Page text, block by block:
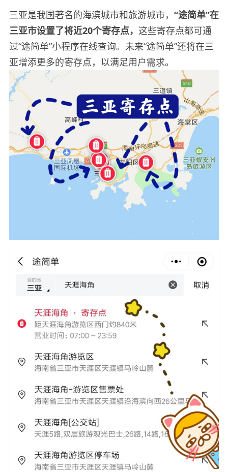
三亚是我国著名的海滨城市和旅游城市， “途简单”在
三亚市设置了将近20个寄存点， 这些寄存点都可通
过“途简单”小程序在线查询。未来“途简单”还将在三
亚增添更多的寄存点，以满足用户需求。